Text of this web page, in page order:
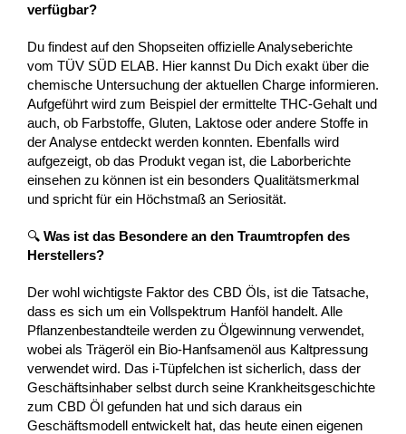
verfügbar?
Du findest auf den Shopseiten offizielle Analyseberichte
vom TÜV SÜD ELAB. Hier kannst Du Dich exakt über die
chemische Untersuchung der aktuellen Charge informieren.
Aufgeführt wird zum Beispiel der ermittelte THC-Gehalt und
auch, ob Farbstoffe, Gluten, Laktose oder andere Stoffe in
der Analyse entdeckt werden konnten. Ebenfalls wird
aufgezeigt, ob das Produkt vegan ist, die Laborberichte
einsehen zu können ist ein besonders Qualitätsmerkmal
und spricht für ein Höchstmaß an Seriosität.
🔍 Was ist das Besondere an den Traumtropfen des
Herstellers?
Der wohl wichtigste Faktor des CBD Öls, ist die Tatsache,
dass es sich um ein Vollspektrum Hanföl handelt. Alle
Pflanzenbestandteile werden zu Ölgewinnung verwendet,
wobei als Trägeröl ein Bio-Hanfsamenöl aus Kaltpressung
verwendet wird. Das i-Tüpfelchen ist sicherlich, dass der
Geschäftsinhaber selbst durch seine Krankheitsgeschichte
zum CBD Öl gefunden hat und sich daraus ein
Geschäftsmodell entwickelt hat, das heute einen eigenen